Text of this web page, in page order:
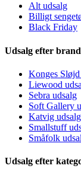
Alt udsalg
Billigt
Black Friday
Udsalg efter brand
Konges
Liewood
Sebra udsalg
Soft Gallery
Katvig udsalg
Smallstuff
Småfolk
Udsalg efter